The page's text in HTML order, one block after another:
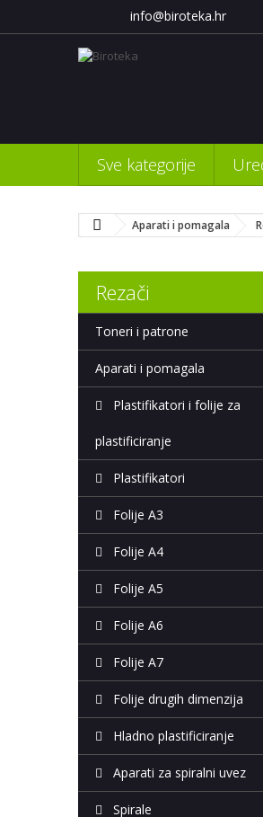
info@biroteka.hr
Sve kategorije
Aparati i pomagala
Rezači
Toneri i patrone
Aparati i pomagala
Plastifikatori i folije za
plastificiranje
Plastifikatori
Folije A3
Folije A4
Folije A5
Folije A6
Folije A7
Folije drugih dimenzija
Hladno plastificiranje
Aparati za spiralni uvez
Spirale